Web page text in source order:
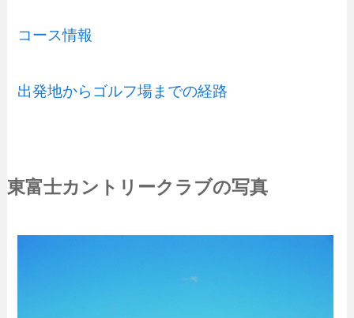
コース情報
出発地からゴルフ場までの経路
東富士カントリークラブの写真